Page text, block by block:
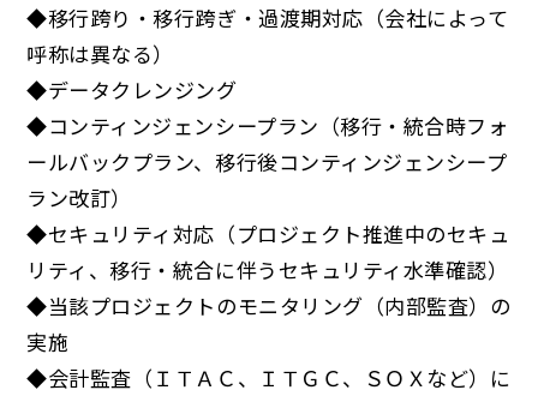
◆移行跨り・移行跨ぎ・過渡期対応（会社によって
呼称は異なる）
◆データクレンジング
◆コンティンジェンシープラン（移行・統合時フォ
ールバックプラン、移行後コンティンジェンシープ
ラン改訂）
◆セキュリティ対応（プロジェクト推進中のセキュ
リティ、移行・統合に伴うセキュリティ水準確認）
◆当該プロジェクトのモニタリング（内部監査）の
実施
◆会計監査（ＩＴＡＣ、ＩＴＧＣ、ＳＯＸなど）に